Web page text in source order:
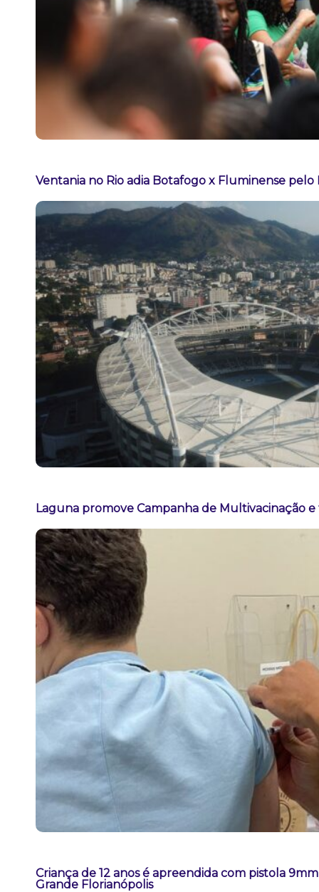
Ventania no Rio adia Botafogo x Fluminense pelo
Laguna promove Campanha de Multivacinação e
Criança de 12 anos é apreendida com pistola
Grande Florianópolis